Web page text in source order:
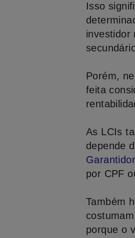
Isso
investidor
Porém,
feita
As LCIs
depende
por CPF
Também
porque o